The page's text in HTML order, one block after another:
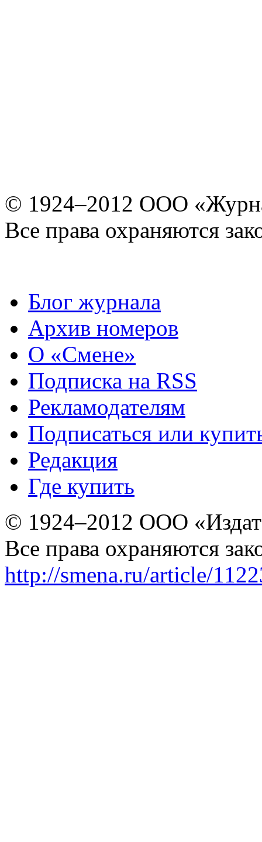
© 1924–2012 ООО
Все права охраняются
Блог журнала
Архив номеров
О «Смене»
Подписка на RSS
Рекламодателям
Подписаться или
Редакция
Где купить
© 1924–2012 ООО
Все права охраняются
http://smena.ru/article/